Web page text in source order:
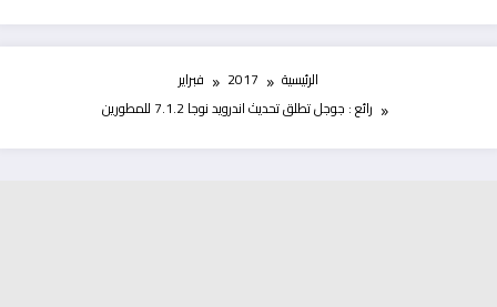
الرئيسية 2017
فبراير
رائع : جوجل تطلق تحديث اندرويد نوجا 7.1.2 للمطورين